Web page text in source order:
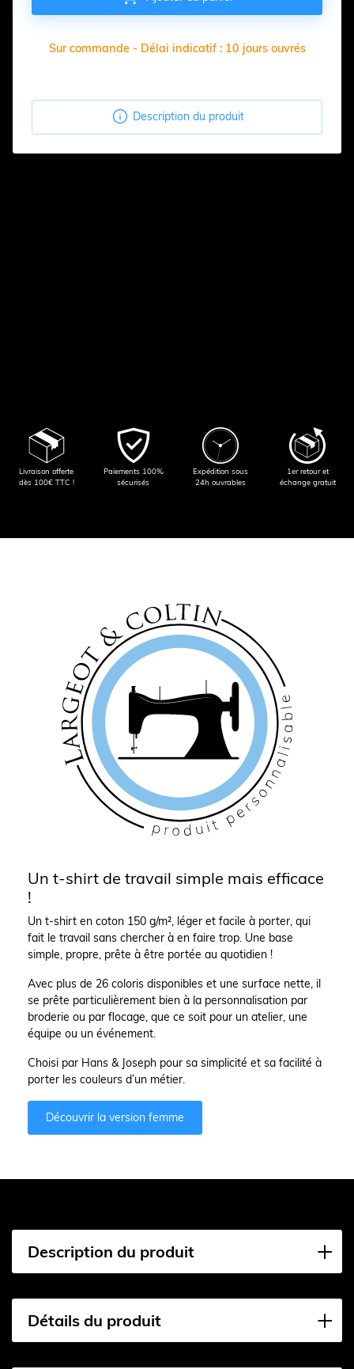
Sur commande - Délai indicatif : 10 jours ouvrés
 Description du produit
Livraison offerte
dès 100€ TTC !
Paiements 100%
sécurisés
Expédition sous
24h ouvrables
1er retour et
échange gratuit
Un t-shirt de travail simple mais efficace
!
Un t-shirt en coton 150 g/m², léger et facile à porter, qui
fait le travail sans chercher à en faire trop. Une base
simple, propre, prête à être portée au quotidien !
Avec plus de 26 coloris disponibles et une surface nette, il
se prête particulièrement bien à la personnalisation par
broderie ou par flocage, que ce soit pour un atelier, une
équipe ou un événement.
Choisi par Hans & Joseph pour sa simplicité et sa facilité à
porter les couleurs d’un métier.
Découvrir la version femme
Description du produit
Détails du produit